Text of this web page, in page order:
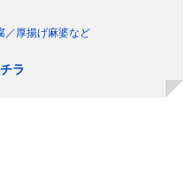
／厚揚げ麻婆など
ラ